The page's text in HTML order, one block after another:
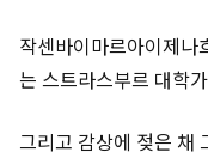
작센바이마르아이제
는 스트라스부르 대학
그리고 감상에 젖은 채